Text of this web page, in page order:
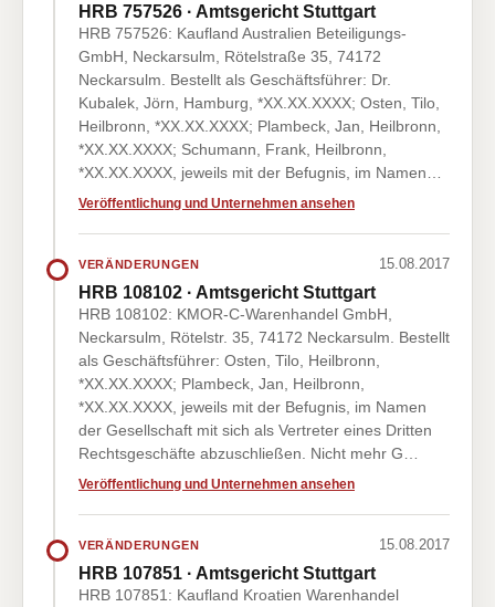
HRB 757526 · Amtsgericht Stuttgart
HRB 757526: Kaufland Australien Beteiligungs-
GmbH, Neckarsulm, Rötelstraße 35, 74172
Neckarsulm. Bestellt als Geschäftsführer: Dr.
Kubalek, Jörn, Hamburg, *XX.XX.XXXX; Osten, Tilo,
Heilbronn, *XX.XX.XXXX; Plambeck, Jan, Heilbronn,
*XX.XX.XXXX; Schumann, Frank, Heilbronn,
*XX.XX.XXXX, jeweils mit der Befugnis, im Namen…
Veröffentlichung und Unternehmen ansehen
VERÄNDERUNGEN 15.08.2017
HRB 108102 · Amtsgericht Stuttgart
HRB 108102: KMOR-C-Warenhandel GmbH,
Neckarsulm, Rötelstr. 35, 74172 Neckarsulm. Bestellt
als Geschäftsführer: Osten, Tilo, Heilbronn,
*XX.XX.XXXX; Plambeck, Jan, Heilbronn,
*XX.XX.XXXX, jeweils mit der Befugnis, im Namen
der Gesellschaft mit sich als Vertreter eines Dritten
Rechtsgeschäfte abzuschließen. Nicht mehr G…
Veröffentlichung und Unternehmen ansehen
VERÄNDERUNGEN 15.08.2017
HRB 107851 · Amtsgericht Stuttgart
HRB 107851: Kaufland Kroatien Warenhandel